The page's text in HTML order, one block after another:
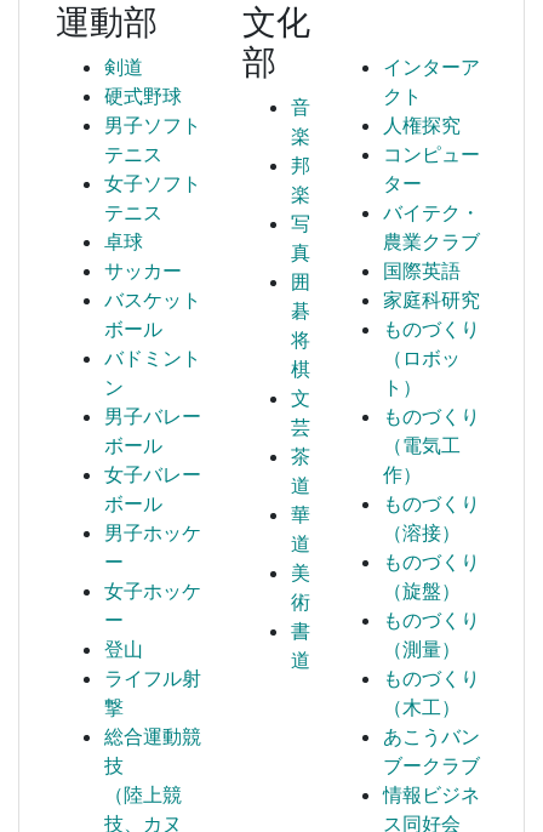
運動部
剣道
硬式野球
男子ソフト
テニス
女子ソフト
テニス
卓球
サッカー
バスケット
ボール
バドミント
ン
男子バレー
ボール
女子バレー
ボール
男子ホッケ
ー
女子ホッケ
ー
登山
ライフル射
撃
総合運動競
技
（陸上競
技、カヌ
文化
部
音
楽
邦
楽
写
真
囲
碁
将
棋
文
芸
茶
道
華
道
美
術
書
道
インターア
クト
人権探究
コンピュー
ター
バイテク・
農業クラブ
国際英語
家庭科研究
ものづくり
（ロボッ
ト）
ものづくり
（電気工
作）
ものづくり
（溶接）
ものづくり
（旋盤）
ものづくり
（測量）
ものづくり
（木工）
あこうバン
ブークラブ
情報ビジネ
ス同好会